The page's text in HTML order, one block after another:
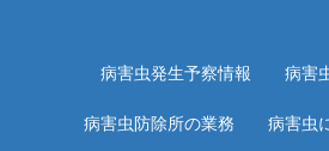
病害虫発生予察情報 病害
病害虫防除所の業務 病害虫